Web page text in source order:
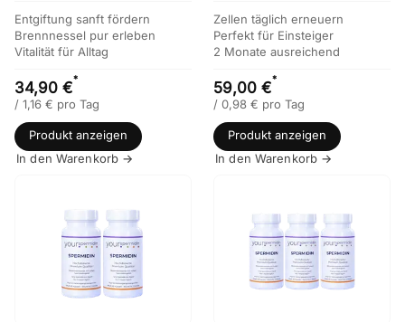
Entgiftung sanft fördern
Brennnessel pur erleben
Vitalität für Alltag
34,90 €*
/ 1,16 € pro Tag
Produkt anzeigen
In den Warenkorb →
Zellen täglich erneuern
Perfekt für Einsteiger
2 Monate ausreichend
59,00 €*
/ 0,98 € pro Tag
Produkt anzeigen
In den Warenkorb →